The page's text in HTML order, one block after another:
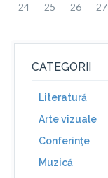
24 25 26 27
CATEGORII
Literatură
Arte vizuale
Conferinţe
Muzică